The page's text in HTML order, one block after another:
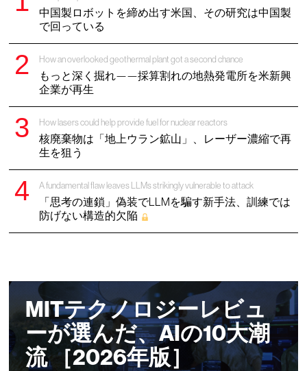
中国製ロボットを締め出す米国、その研究は中国製
で回っている
How an overlooked geothermal plant got a second chance
もっと深く掘れ——採算割れの地熱発電所を米新興
企業が再生
How lasers could help provide fuel for nuclear reactors
核廃棄物は「地上ウラン鉱山」、レーザー濃縮で再
生を狙う
A fundamental flaw leaves LLMs strikingly vulnerable to attack
「思考の連鎖」偽装でLLMを騙す新手法、訓練では
防げない構造的欠陥
MITテクノロジーレビュ
ーが選んだ、AIの10大潮
流 ［2026年版］